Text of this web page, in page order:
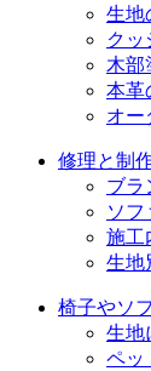
生地
クッ
木部
本革
オー
修理と制
ブラ
ソフ
施工
生地
椅子やソ
生地
ペッ